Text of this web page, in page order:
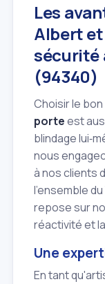
Les
Albert
sécurité
(94340)
Choisir le
porteest
blindage
nous
à nos clients
l'ensemble
repose sur
réactivité et
Une
En tant